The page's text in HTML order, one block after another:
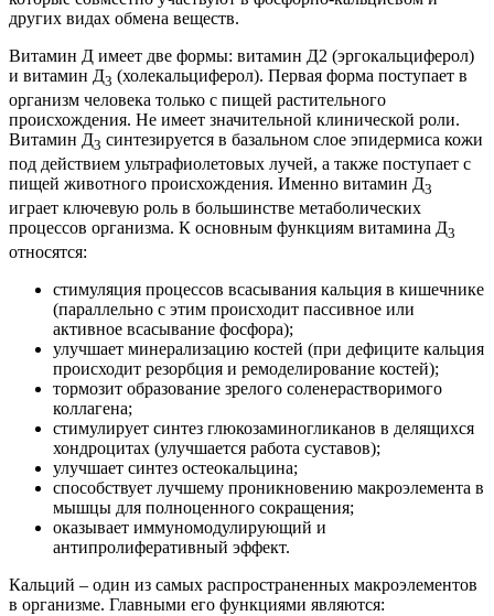
других видах обмена веществ.
Витамин Д имеет две формы: витамин Д2 (эргокальциферол)
и витамин Д3 (холекальциферол). Первая форма поступает в
организм человека только с пищей растительного
происхождения. Не имеет значительной клинической роли.
Витамин Д3 синтезируется в базальном слое эпидермиса кожи
под действием ультрафиолетовых лучей, а также поступает с
пищей животного происхождения. Именно витамин Д3
играет ключевую роль в большинстве метаболических
процессов организма. К основным функциям витамина Д3
относятся:
стимуляция процессов всасывания кальция в кишечнике
(параллельно с этим происходит пассивное или
активное всасывание фосфора);
улучшает минерализацию костей (при дефиците кальция
происходит резорбция и ремоделирование костей);
тормозит образование зрелого соленерастворимого
коллагена;
стимулирует синтез глюкозаминогликанов в делящихся
хондроцитах (улучшается работа суставов);
улучшает синтез остеокальцина;
способствует лучшему проникновению макроэлемента в
мышцы для полноценного сокращения;
оказывает иммуномодулирующий и
антипролиферативный эффект.
Кальций – один из самых распространенных макроэлементов
в организме. Главными его функциями являются: